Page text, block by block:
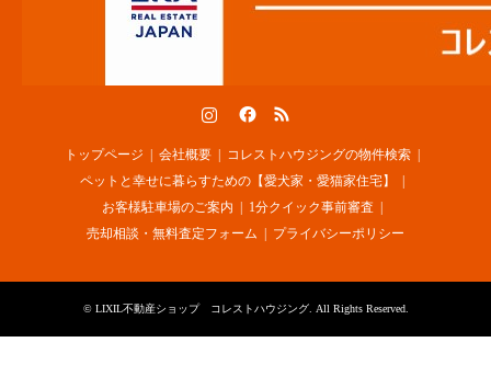
トップページ 会社概要
コレストハウジングの物件検索
ペットと幸せに暮らすための【愛犬家・愛猫家住宅】
お客様駐車場のご案内
1分クイック事前審査
売却相談・無料査定フォーム
プライバシーポリシー
© LIXIL不動産ショップ コレストハウジング. All Rights Reserved.